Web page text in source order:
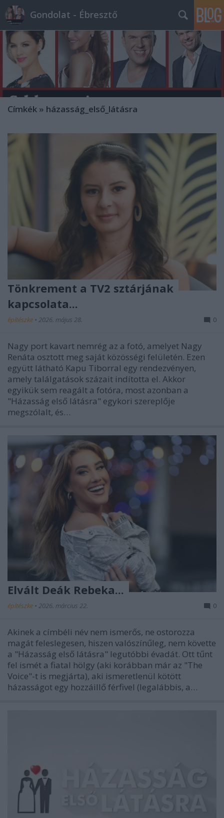
Gondolat - Ébresztő
Címkék » házasság_első_látásra
Tönkrement a TV2 sztárjának
kapcsolata...
építészke • 2026. május 28. 0
Nagy port kavart nemrég az a fotó, amelyet Nagy
Renáta osztott meg saját közösségi felületén. Ezen
együtt látható Kapu Tiborral egy rendezvényen,
amely találgatások százait indította el. Akkor
egyikük sem reagált a fotóra, most azonban a
"Házasság első látásra" egykori szereplője
megszólalt, és…
Elvált Deák Rebeka...
építészke • 2026. március 22. 0
Akinek a címbéli név nem ismerős, ne ostorozza
magát feleslegesen, hiszen valószínűleg, nem követte
a "Házasság első látásra" legutóbbi évadát. Ott tűnt
fel ismét a fiatal hölgy (aki korábban már az "The
Voice"-t is megjárta), aki ismeretlenül kötött
házasságot egy hozzáillő férfivel (legalábbis, a…